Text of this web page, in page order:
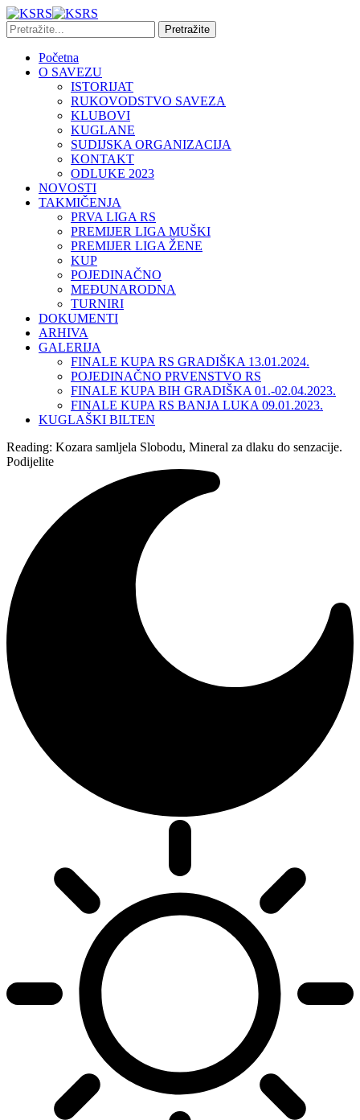
Početna
O SAVEZU
ISTORIJAT
RUKOVODSTVO SAVEZA
KLUBOVI
KUGLANE
SUDIJSKA ORGANIZACIJA
KONTAKT
ODLUKE 2023
NOVOSTI
TAKMIČENJA
PRVA LIGA RS
PREMIJER LIGA MUŠKI
PREMIJER LIGA ŽENE
KUP
POJEDINAČNO
MEĐUNARODNA
TURNIRI
DOKUMENTI
ARHIVA
GALERIJA
FINALE KUPA RS GRADIŠKA 13.01.2024.
POJEDINAČNO PRVENSTVO RS
FINALE KUPA BIH GRADIŠKA 01.-02.04.2023.
FINALE KUPA RS BANJA LUKA 09.01.2023.
KUGLAŠKI BILTEN
Reading: Kozara samljela Slobodu, Mineral za dlaku do senzacije.
Podijelite